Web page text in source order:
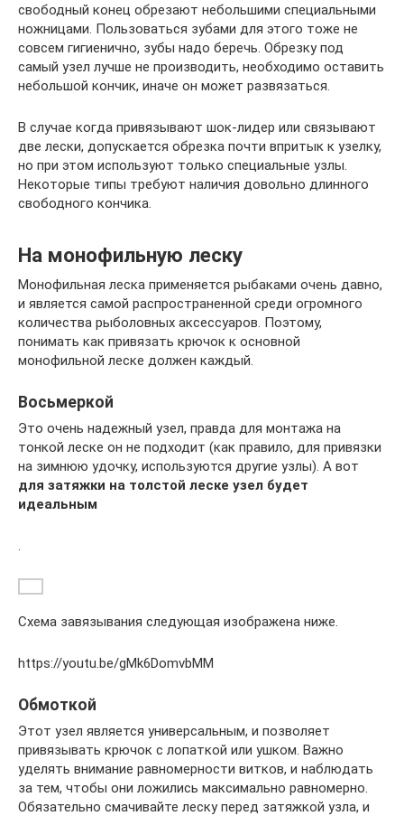
свободный конец обрезают небольшими специальными
ножницами. Пользоваться зубами для этого тоже не
совсем гигиенично, зубы надо беречь. Обрезку под
самый узел лучше не производить, необходимо оставить
небольшой кончик, иначе он может развязаться.
В случае когда привязывают шок-лидер или связывают
две лески, допускается обрезка почти впритык к узелку,
но при этом используют только специальные узлы.
Некоторые типы требуют наличия довольно длинного
свободного кончика.
На монофильную леску
Монофильная леска применяется рыбаками очень давно,
и является самой распространенной среди огромного
количества рыболовных аксессуаров. Поэтому,
понимать как привязать крючок к основной
монофильной леске должен каждый.
Восьмеркой
Это очень надежный узел, правда для монтажа на
тонкой леске он не подходит (как правило, для привязки
на зимнюю удочку, используются другие узлы). А вот
для затяжки на толстой леске узел будет
идеальным
.
Схема завязывания следующая изображена ниже.
https://youtu.be/gMk6DomvbMM
Обмоткой
Этот узел является универсальным, и позволяет
привязывать крючок с лопаткой или ушком. Важно
уделять внимание равномерности витков, и наблюдать
за тем, чтобы они ложились максимально равномерно.
Обязательно смачивайте леску перед затяжкой узла, и